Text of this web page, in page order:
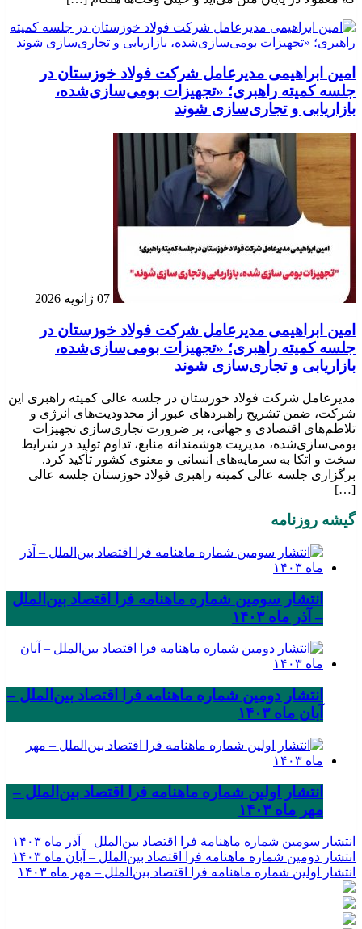
امین ابراهیمی مدیرعامل شرکت فولاد خوزستان در
جلسه کمیته راهبری؛ «تجهیزات بومی‌سازی‌شده،
بازاریابی و تجاری‌سازی شوند
07 ژانویه 2026
امین ابراهیمی مدیرعامل شرکت فولاد خوزستان در
جلسه کمیته راهبری؛ «تجهیزات بومی‌سازی‌شده،
بازاریابی و تجاری‌سازی شوند
مدیرعامل شرکت فولاد خوزستان در جلسه عالی کمیته راهبری این
شرکت، ضمن تشریح راهبردهای عبور از محدودیت‌های انرژی و
تلاطم‌های اقتصادی و جهانی، بر ضرورت تجاری‌سازی تجهیزات
بومی‌سازی‌شده، مدیریت هوشمندانه منابع، تداوم تولید در شرایط
سخت و اتکا به سرمایه‌های انسانی و معنوی کشور تأکید کرد.
برگزاری جلسه عالی کمیته راهبری فولاد خوزستان جلسه عالی
[…]
گیشه روزنامه
انتشار سومین شماره ماهنامه فرا اقتصاد بین‌الملل
– آذر ماه ۱۴۰۳
انتشار دومین شماره ماهنامه فرا اقتصاد بین‌الملل –
آبان ماه ۱۴۰۳
انتشار اولین شماره ماهنامه فرا اقتصاد بین‌الملل –
مهر ماه ۱۴۰۳
انتشار سومین شماره ماهنامه فرا اقتصاد بین‌الملل – آذر ماه ۱۴۰۳
انتشار دومین شماره ماهنامه فرا اقتصاد بین‌الملل – آبان ماه ۱۴۰۳
انتشار اولین شماره ماهنامه فرا اقتصاد بین‌الملل – مهر ماه ۱۴۰۳